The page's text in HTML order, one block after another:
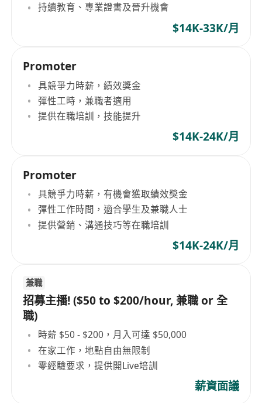
持續教育、專業證書及晉升機會
$14K-33K/月
Promoter
具競爭力時薪，績效獎金
彈性工時，兼職者適用
提供在職培訓，技能提升
$14K-24K/月
Promoter
具競爭力時薪，有機會獲取績效獎金
彈性工作時間，適合學生及兼職人士
提供營銷、溝通技巧等在職培訓
$14K-24K/月
兼職
招募主播! ($50 to $200/hour, 兼職 or 全
職)
時薪 $50 - $200，月入可達 $50,000
在家工作，地點自由無限制
零經驗要求，提供開Live培訓
薪資面議